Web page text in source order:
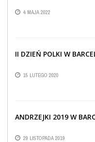
4 MAJA 2022
II DZIEŃ POLKI W
15 LUTEGO 2020
ANDRZEJKI 2019 W
29 LISTOPADA 2019